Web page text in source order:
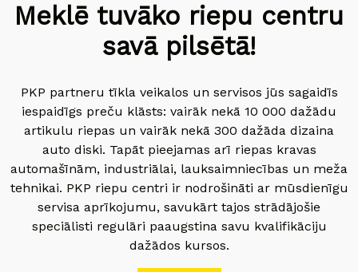
Meklē tuvāko riepu centru
savā pilsētā!
PKP partneru tīkla veikalos un servisos jūs sagaidīs
iespaidīgs preču klāsts: vairāk nekā 10 000 dažādu
artikulu riepas un vairāk nekā 300 dažāda dizaina
auto diski. Tapāt pieejamas arī riepas kravas
automašīnām, industriālai, lauksaimniecības un meža
tehnikai. PKP riepu centri ir nodrošināti ar mūsdienīgu
servisa aprīkojumu, savukārt tajos strādājošie
speciālisti regulāri paaugstina savu kvalifikāciju
dažādos kursos.